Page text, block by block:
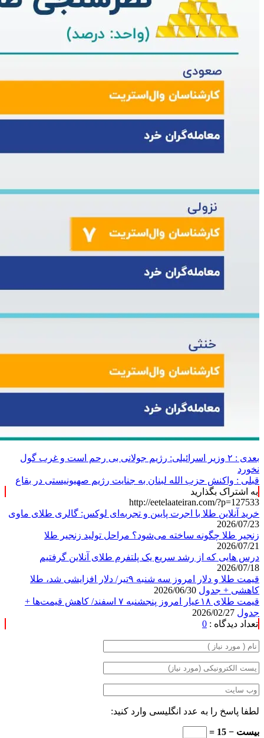
بعدی :
۲ وزیر اسرائیلی: رژیم جولانی بی رحم است و غرب گول
نخورد
قبلی : واکنش حزب الله لبنان به جنایت رژیم صهیونیستی در بقاع
به اشتراک بگذارید
http://eetelaateiran.com/?p=127533
خرید آنلاین طلا با اجرت پایین و تجربه‌ای لوکس: گالری طلای ماوی
2026/07/23
زنجیر طلا چگونه ساخته می‌شود؟ مراحل تولید زنجیر طلا
2026/07/21
درس هایی که از رشد سریع یک پلتفرم طلای آنلاین گرفتیم
2026/07/18
قیمت طلا و دلار امروز سه شنبه ۹تیر/ دلار افزایشی شد، طلا
کاهشی + جدول
قیمت طلای ۱۸عیار امروز پنجشنبه ۷ اسفند/ کاهش قیمت‌ها +
جدول
تعداد دیدگاه : 0
لطفا پاسخ را به عدد انگلیسی وارد کنید:
بیست − 15 =